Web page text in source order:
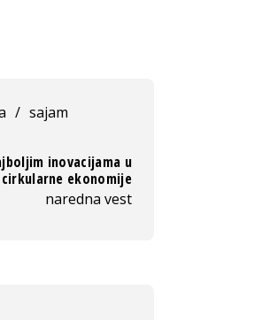
/ sajam
inovacijama u
ekonomije
naredna vest